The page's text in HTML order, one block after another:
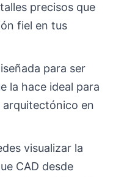
precisos que
fiel en tus
para ser
la hace ideal para
en
visualizar la
CAD desde